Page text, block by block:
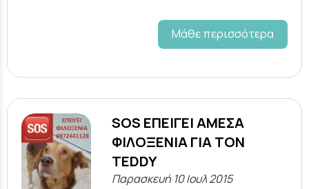
Μάθε περισσότερα
SOS ΕΠΕΙΓΕΙ ΑΜΕΣΑ
ΦΙΛΟΞΕΝΙΑ ΓΙΑ ΤΟΝ
TEDDY
Παρασκευή 10 Ιουλ 2015